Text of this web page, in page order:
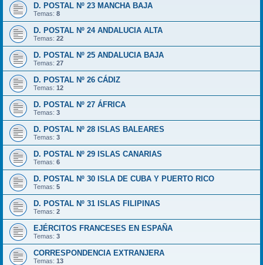
D. POSTAL Nº 23 MANCHA BAJA
Temas: 8
D. POSTAL Nº 24 ANDALUCIA ALTA
Temas: 22
D. POSTAL Nº 25 ANDALUCIA BAJA
Temas: 27
D. POSTAL Nº 26 CÁDIZ
Temas: 12
D. POSTAL Nº 27 ÁFRICA
Temas: 3
D. POSTAL Nº 28 ISLAS BALEARES
Temas: 3
D. POSTAL Nº 29 ISLAS CANARIAS
Temas: 6
D. POSTAL Nº 30 ISLA DE CUBA Y PUERTO RICO
Temas: 5
D. POSTAL Nº 31 ISLAS FILIPINAS
Temas: 2
EJÉRCITOS FRANCESES EN ESPAÑA
Temas: 3
CORRESPONDENCIA EXTRANJERA
Temas: 13